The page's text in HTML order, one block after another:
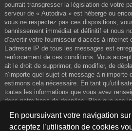
En poursuivant votre navigation
acceptez l’utilisation de cookies
pourrait transgresser la législation de votre
serveur de « Autodiva » est hébergé ou
vous ne respectez pas ces dispositions,
bannissement immédiat et définitif et nous
d’avertir votre fournisseur d’accès à internet
L’adresse IP de tous les messages est
renforcement de ces conditions. Vous
ait le droit de supprimer, de modifier, de
n’importe quel sujet et message à n’importe
estimons cela nécessaire. En tant
toutes les informations que vous avez
dans notre base de données. Bien que ces
diffusées à une tierce partie sans votre
phpBB, ne pourront être tenus comme
de piratage informatique visant à